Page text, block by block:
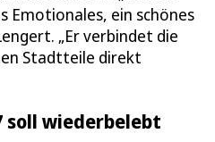
Emotionales, ein schönes
„Er verbindet die
Stadtteile direkt
soll wiederbelebt